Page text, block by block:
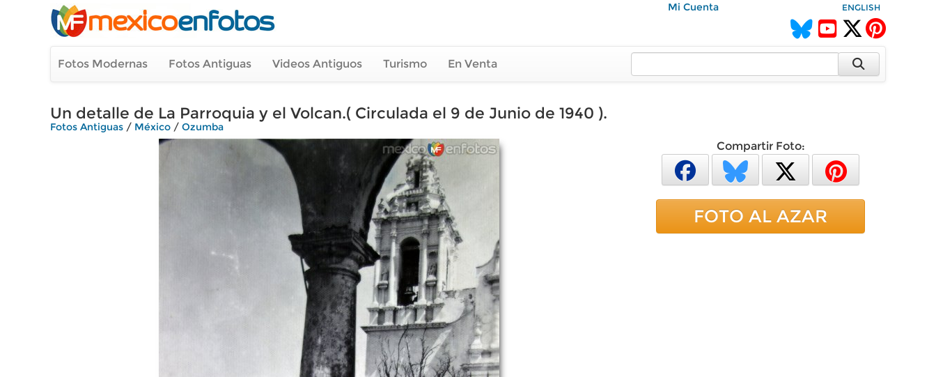
Mi Cuenta ENGLISH
Fotos Modernas Fotos Antiguas Videos Antiguos Turismo En Venta
Un detalle de La Parroquia y el Volcan.( Circulada el 9 de Junio de 1940 ).
Fotos Antiguas / México / Ozumba
Compartir Foto:
FOTO AL AZAR